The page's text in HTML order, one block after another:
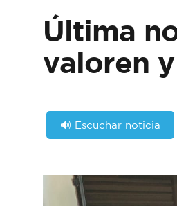
Última
valoren
🔊 Escuchar noticia